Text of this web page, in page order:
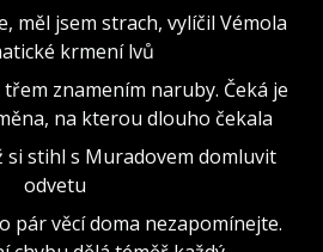
měl jsem strach, vylíčil Vémola
krmení lvů
znamením naruby. Čeká je
na kterou dlouho čekala
si stihl s Muradovem domluvit
odvetu
pár věcí doma nezapomínejte.